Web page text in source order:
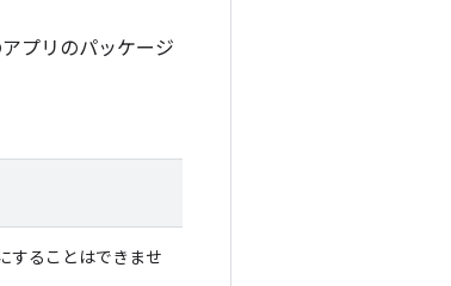
プリのパッケージ
することはできませ